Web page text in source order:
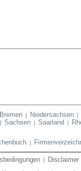
Bremen| Niedersachsen|
Sachsen| Saarland |
|
| Disclaimer